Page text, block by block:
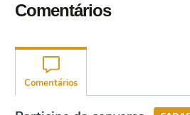
Comentários